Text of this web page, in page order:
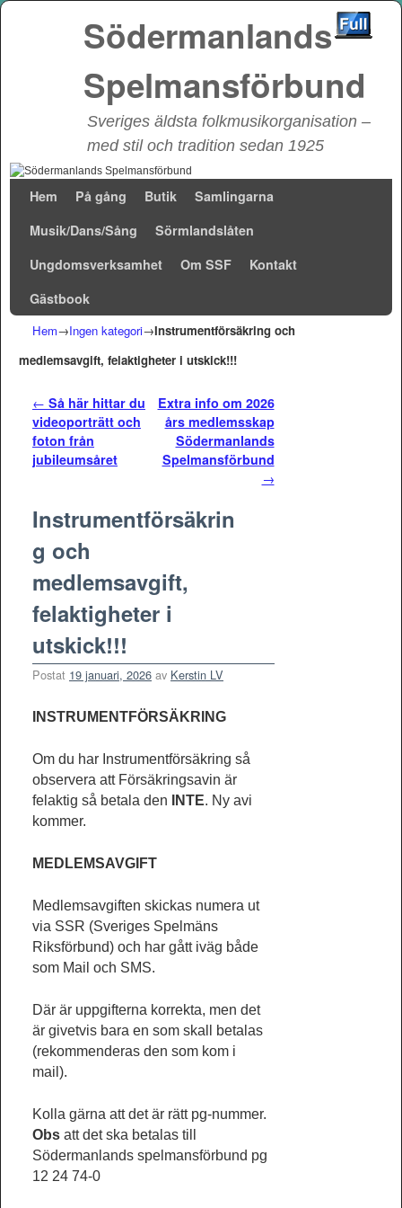
Södermanlands
Spelmansförbund
Sveriges äldsta folkmusikorganisation –
med stil och tradition sedan 1925
Hem På gång Butik
Samlingarna
Musik/Dans/Sång
Sörmlandslåten
Ungdomsverksamhet
Om SSF
Kontakt
Gästbook
Hem→Ingen kategori→Instrumentförsäkring och
medlemsavgift, felaktigheter i utskick!!!
Inläggsnavigering
← Så här hittar du
videoporträtt och
foton från
jubileumsåret
Extra info om 2026
års medlemsskap
Södermanlands
Spelmansförbund
→
Instrumentförsäkrin
g och
medlemsavgift,
felaktigheter i
utskick!!!
Postat 19 januari, 2026 av Kerstin LV
INSTRUMENTFÖRSÄKRING
Om du har Instrumentförsäkring så
observera att Försäkringsavin är
felaktig så betala den
INTE. Ny avi
kommer.
MEDLEMSAVGIFT
Medlemsavgiften skickas numera ut
via SSR (Sveriges Spelmäns
Riksförbund) och har gått iväg både
som Mail och SMS.
Där är uppgifterna korrekta, men det
är givetvis bara en som skall betalas
(rekommenderas den som kom i
mail).
Kolla gärna att det är rätt pg-nummer.
Obs att det ska betalas till
Södermanlands spelmansförbund pg
12 24 74-0